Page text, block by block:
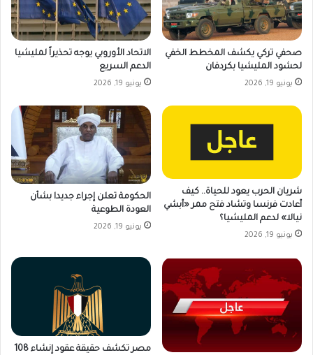
صحفي تركي يكشف المخطط الخفي
لحشود المليشيا بكردفان
يونيو 19, 2026
الاتحاد الأوروبي يوجه تحذيراً لمليشيا
الدعم السريع
يونيو 19, 2026
شريان الحرب يعود للحياة.. كيف
أعادت فرنسا وتشاد فتح ممر «أبشي
نيالا» لدعم المليشيا؟
يونيو 19, 2026
الحكومة تعلن إجراء جديدا بشأن
العودة الطوعية
يونيو 19, 2026
مصر تكشف حقيقة عقود إنشاء 108